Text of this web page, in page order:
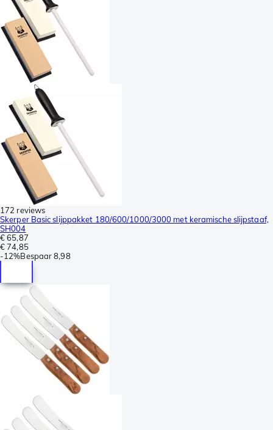
172 reviews
Skerper Basic slijppakket 180/600/1000/3000 met keramische slijpstaaf,
SH004
€ 65,87
€ 74,85
-12%Bespaar 8,98